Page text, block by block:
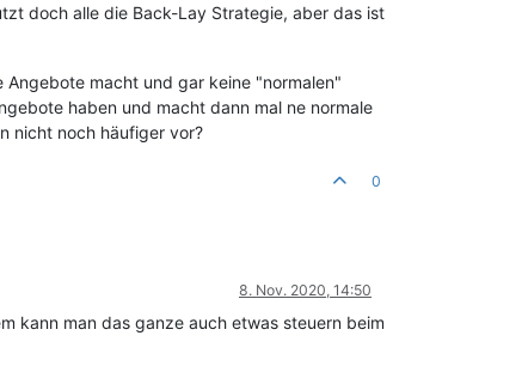
doch alle die Back-Lay Strategie, aber das ist
macht und gar keine "normalen"
haben und macht dann mal ne normale
nicht noch häufiger vor?
0
8. Nov. 2020, 14:50
kann man das ganze auch etwas steuern beim